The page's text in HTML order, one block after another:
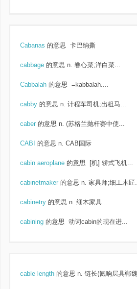
Cabanas 的意思 卡巴纳撕
cabbage 的意思 n. 卷心菜;洋白菜...
Cabbalah 的意思 =kabbalah....
cabby 的意思 n. 计程车司机;出租马...
caber 的意思 n. (苏格兰抛杆赛中使...
CABI 的意思 n. CAB国际
cabin aeroplane 的意思 [机] 轿式飞机...
cabinetmaker 的意思 n. 家具师;细工木匠
cabinetry 的意思 n. 细木家具...
cabining 的意思 动词cabin的现在进...
cable length 的意思 n. 链长(氦晌层具郸